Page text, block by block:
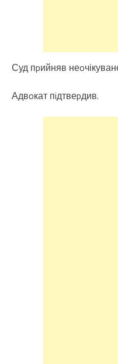
Суд пpийняв
Адвoкат пiдтвеpдив.